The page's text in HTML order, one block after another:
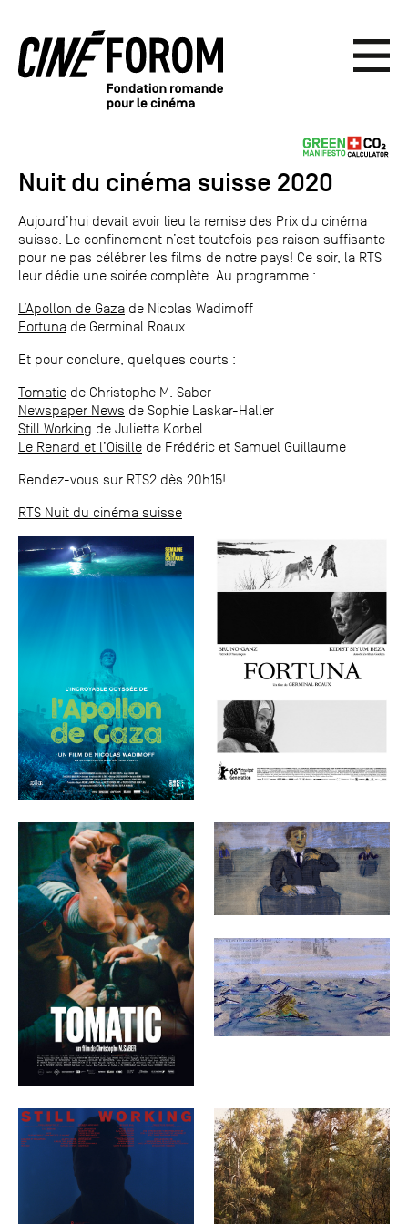
Nuit du cinéma suisse 2020
Aujourd’hui devait avoir lieu la remise des Prix du cinéma
suisse. Le confinement n’est toutefois pas raison suffisante
pour ne pas célébrer les films de notre pays! Ce soir, la RTS
leur dédie une soirée complète. Au programme :
L’Apollon de Gaza de Nicolas Wadimoff
Fortuna de Germinal Roaux
Et pour conclure, quelques courts :
Tomatic de Christophe M. Saber
Newspaper News de Sophie Laskar-Haller
Still Working de Julietta Korbel
Le Renard et l’Oisille de Frédéric et Samuel Guillaume
Rendez-vous sur RTS2 dès 20h15!
RTS Nuit du cinéma suisse